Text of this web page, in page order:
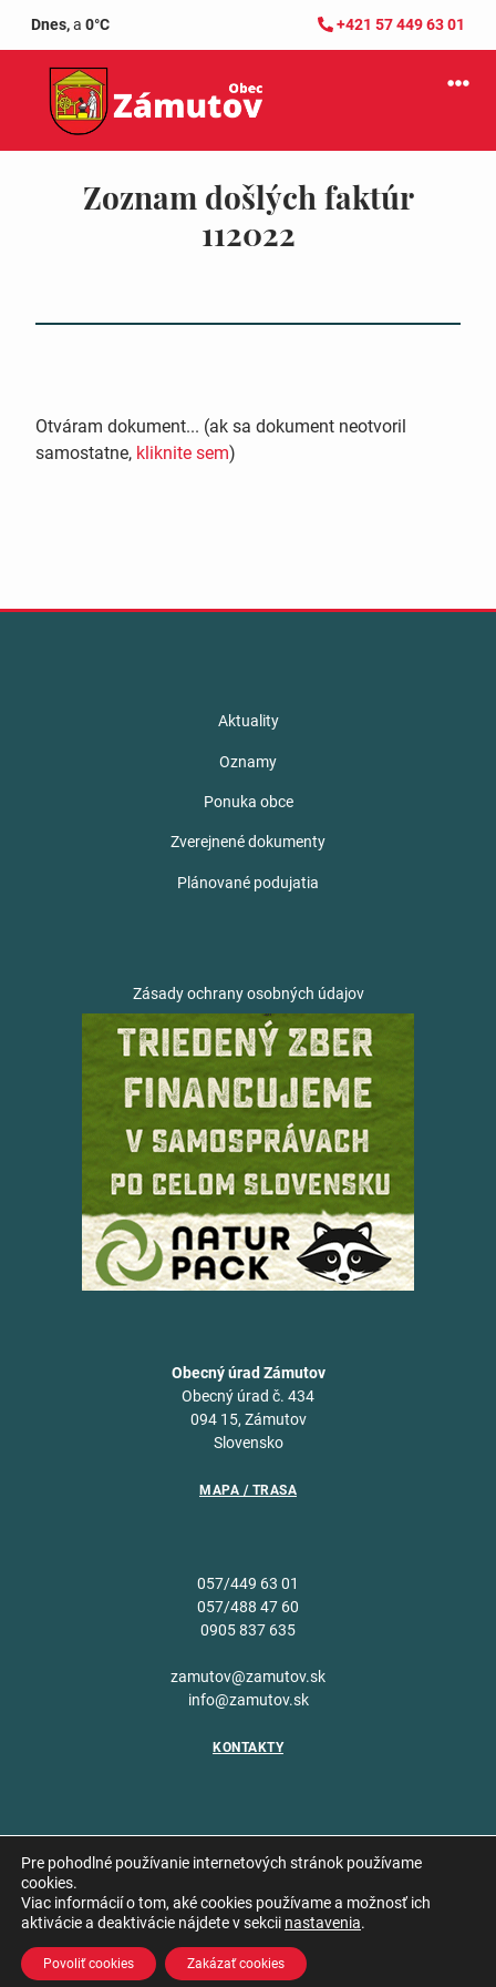
Dnes,a 0°C +421 57 449 63 01
Zoznam došlých faktúr
112022
Otváram dokument... (ak sa dokument neotvoril
samostatne, kliknite sem)
Aktuality
Oznamy
Ponuka obce
Zverejnené dokumenty
Plánované podujatia
Zásady ochrany osobných údajov
Obecný úrad Zámutov
Obecný úrad č. 434
094 15, Zámutov
Slovensko
MAPA / TRASA
057/449 63 01
057/488 47 60
0905 837 635
zamutov@zamutov.sk
info@zamutov.sk
KONTAKTY
Copyright © 2026 Obec
Pre pohodlné používanie internetových stránok používame
cookies.
Viac informácií o tom, aké cookies používame a možnosť ich
aktivácie a deaktivácie nájdete v sekcii nastavenia.
Povoliť cookies Zakázať cookies